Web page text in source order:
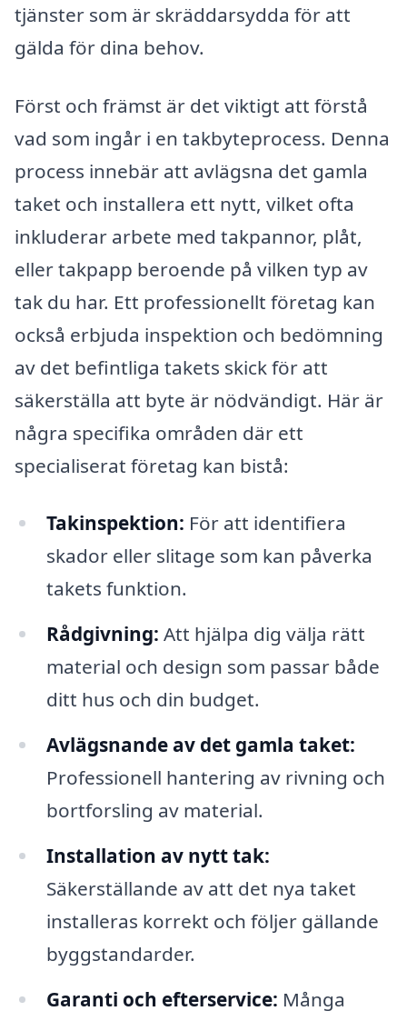
tjänster som är skräddarsydda för att
gälda för dina behov.
Först och främst är det viktigt att förstå
vad som ingår i en takbyteprocess. Denna
process innebär att avlägsna det gamla
taket och installera ett nytt, vilket ofta
inkluderar arbete med takpannor, plåt,
eller takpapp beroende på vilken typ av
tak du har. Ett professionellt företag kan
också erbjuda inspektion och bedömning
av det befintliga takets skick för att
säkerställa att byte är nödvändigt. Här är
några specifika områden där ett
specialiserat företag kan bistå:
Takinspektion: För att identifiera
skador eller slitage som kan påverka
takets funktion.
Rådgivning: Att hjälpa dig välja rätt
material och design som passar både
ditt hus och din budget.
Avlägsnande av det gamla taket:
Professionell hantering av rivning och
bortforsling av material.
Installation av nytt tak:
Säkerställande av att det nya taket
installeras korrekt och följer gällande
byggstandarder.
Garanti och efterservice: Många